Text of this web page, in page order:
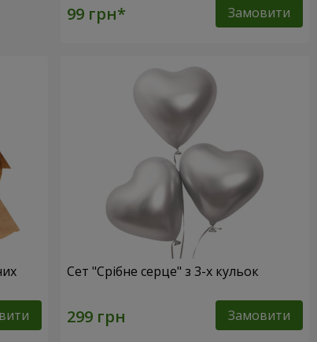
Замовити
Сет "Срібне серце" з 3-х кульок
Замовити